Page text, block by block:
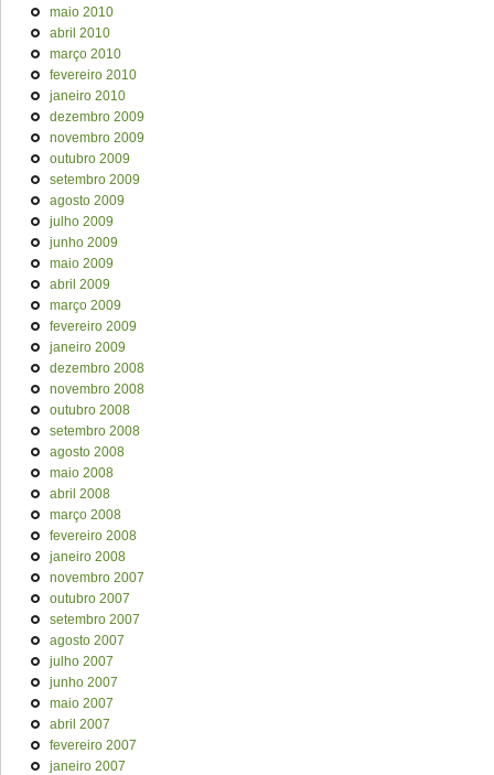
maio 2010
abril 2010
março 2010
fevereiro 2010
janeiro 2010
dezembro 2009
novembro 2009
outubro 2009
setembro 2009
agosto 2009
julho 2009
junho 2009
maio 2009
abril 2009
março 2009
fevereiro 2009
janeiro 2009
dezembro 2008
novembro 2008
outubro 2008
setembro 2008
agosto 2008
maio 2008
abril 2008
março 2008
fevereiro 2008
janeiro 2008
novembro 2007
outubro 2007
setembro 2007
agosto 2007
julho 2007
junho 2007
maio 2007
abril 2007
fevereiro 2007
janeiro 2007